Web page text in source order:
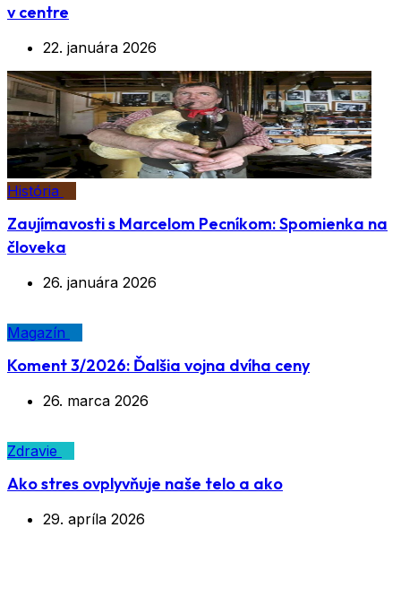
v centre
22. januára 2026
História
Zaujímavosti s Marcelom Pecníkom: Spomienka na
človeka
26. januára 2026
Magazín
Koment 3/2026: Ďalšia vojna dvíha ceny
26. marca 2026
Zdravie
Ako stres ovplyvňuje naše telo a ako
29. apríla 2026